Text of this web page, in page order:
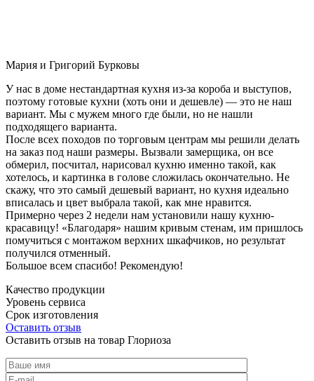
Мария и Григорий Бурковы
У нас в доме нестандартная кухня из-за короба и выступов,
поэтому готовые кухни (хоть они и дешевле) — это не наш
вариант. Мы с мужем много где были, но не нашли
подходящего варианта.
После всех походов по торговым центрам мы решили делать
на заказ под наши размеры. Вызвали замерщика, он все
обмерил, посчитал, нарисовал кухню именно такой, как
хотелось, и картинка в голове сложилась окончательно. Не
скажу, что это самый дешевый вариант, но кухня идеально
вписалась и цвет выбрала такой, как мне нравится.
Примерно через 2 недели нам установили нашу кухню-
красавицу! «Благодаря» нашим кривым стенам, им пришлось
помучиться с монтажом верхних шкафчиков, но результат
получился отменный.
Большое всем спасибо! Рекомендую!
Качество продукции
Уровень сервиса
Срок изготовления
Оставить отзыв
Оставить отзыв на товар Глориоза